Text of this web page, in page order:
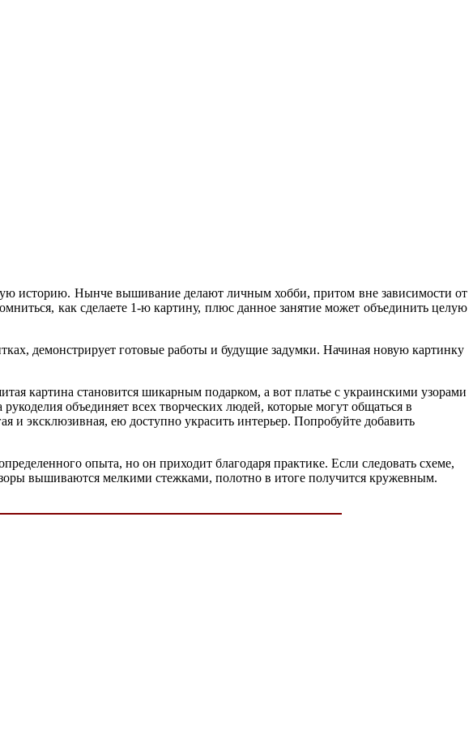
историю. Нынче вышивание делают личным хобби, притом вне зависимости от
как сделаете 1-ю картину, плюс данное занятие может объединить целую
демонстрирует готовые работы и будущие задумки. Начиная новую картинку
картина становится шикарным подарком, а вот платье с украинскими узорами
объединяет всех творческих людей, которые могут общаться в
и эксклюзивная, ею доступно украсить интерьер. Попробуйте добавить
опыта, но он приходит благодаря практике. Если следовать схеме,
вышиваются мелкими стежками, полотно в итоге получится кружевным.